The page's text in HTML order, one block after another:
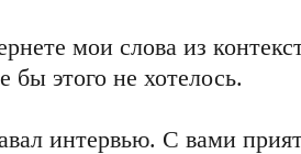
мои слова из
этого не хотелось.
интервью. С вами